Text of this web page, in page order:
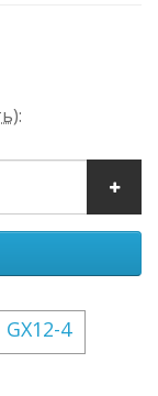
:
GX12-4